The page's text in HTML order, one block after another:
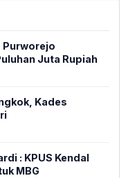
Purworejo
Juta Rupiah
Kades
: KPUS Kendal
MBG